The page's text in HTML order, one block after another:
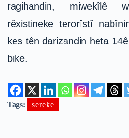
ragihandin, miwekîlê
rêxistineke terorîstî
kes tên darizandin heta
bike.
Tags: sereke